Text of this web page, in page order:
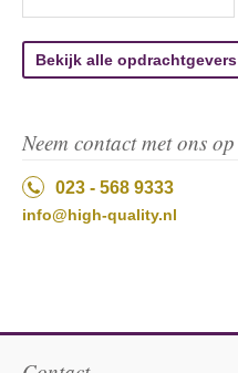
Bekijk alle opdrachtgevers
Neem contact met ons op
023 - 568 9333
info@high-quality.nl